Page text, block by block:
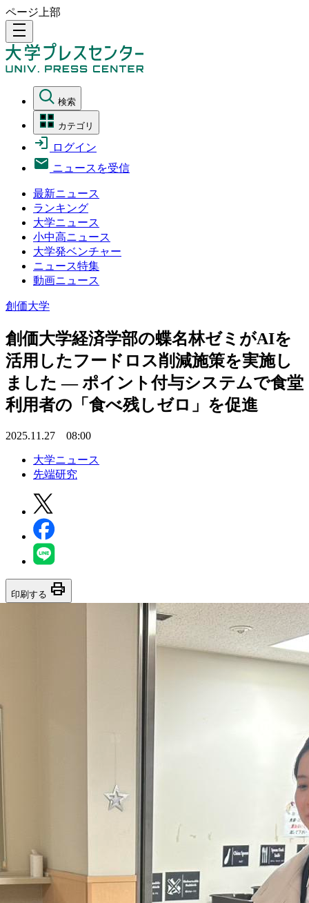
ページ上部
density_medium
検索
カテゴリ
ログイン
ニュースを受信
最新ニュース
ランキング
大学ニュース
小中高ニュース
大学発ベンチャー
ニュース特集
動画ニュース
創価大学
創価大学経済学部の蝶名林ゼミがAIを
活用したフードロス削減施策を実施し
ました ― ポイント付与システムで食堂
利用者の「食べ残しゼロ」を促進
2025.11.27 08:00
大学ニュース
先端研究
印刷する print